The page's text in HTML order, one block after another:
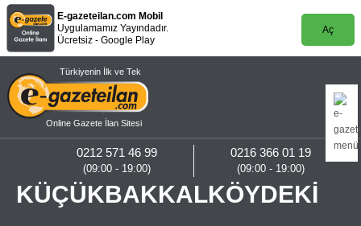
E-gazeteilan.com Mobil
Uygulamamız Yayındadır.
Ücretsiz - Google Play
Aç
Türkiyenin İlk ve Tek
Online Gazete İlan Sitesi
0216 366 01 19
(09:00 - 19:00)
0212 571 46 99
(09:00 - 19:00)
KÜÇÜKBAKKALKÖYDEKİ